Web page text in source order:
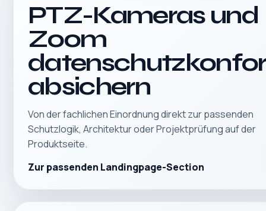
PTZ-Kameras und
Zoom
absichern
Von der fachlichen Einordnung direkt zur passenden
Schutzlogik, Architektur oder Projektprüfung auf der
Produktseite.
Zur passenden Landingpage-Section